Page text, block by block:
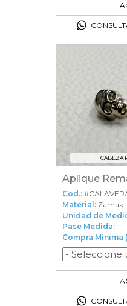
CABEZA
Aplique
Cod.:
Material: Zamak
Unidad de
Pase Medida:
Compra Mínima
50